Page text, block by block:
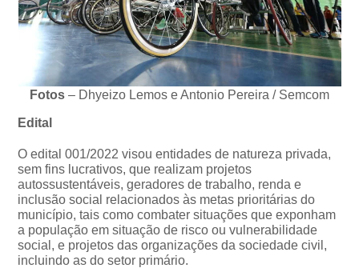
Fotos – Dhyeizo Lemos e Antonio Pereira / Semcom
Edital
O edital 001/2022 visou entidades de natureza privada,
sem fins lucrativos, que realizam projetos
autossustentáveis, geradores de trabalho, renda e
inclusão social relacionados às metas prioritárias do
município, tais como combater situações que exponham
a população em situação de risco ou vulnerabilidade
social, e projetos das organizações da sociedade civil,
incluindo as do setor primário.